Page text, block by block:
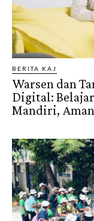
BERITA KAJ
Warsen dan
Digital: Belajar
Mandiri,